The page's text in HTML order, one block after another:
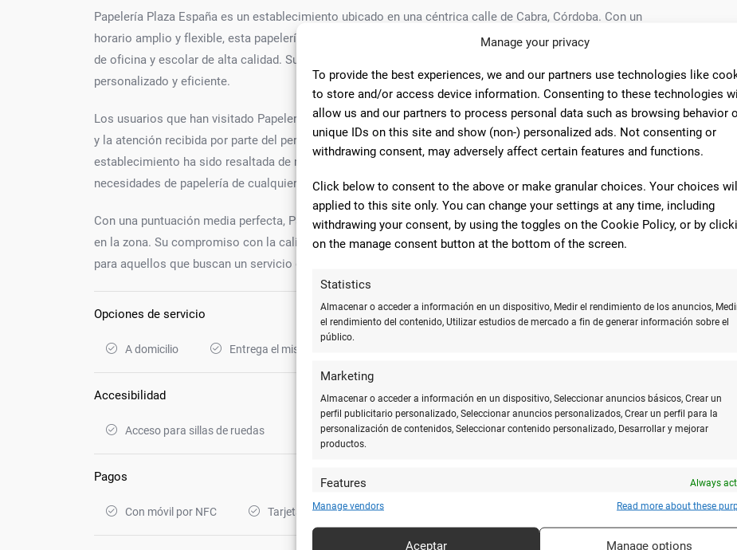
Manage your privacy
To provide the best experiences, we and our partners use technologies like
to store and/or access device information. Consenting to these technologies will
allow us and our partners to process personal data such as browsing behavior
unique IDs on this site and show (non-) personalized ads. Not consenting or
withdrawing consent, may adversely affect certain features and functions.
Click below to consent to the above or make granular choices. Your choices
applied to this site only. You can change your settings at any time, including
withdrawing your consent, by using the toggles on the Cookie Policy, or by
on the manage consent button at the bottom of the screen.
Statistics
Almacenar o acceder a información en un dispositivo, Medir el rendimiento de los anuncios,
el rendimiento del contenido, Utilizar estudios de mercado a fin de generar información sobre el
público.
Marketing
Almacenar o acceder a información en un dispositivo, Seleccionar anuncios básicos, Crear un
perfil publicitario personalizado, Seleccionar anuncios personalizados, Crear un perfil para la
personalización de contenidos, Seleccionar contenido personalizado, Desarrollar y mejorar
productos.
Features
Always
Cotejar y combinar fuentes de datos off line, Vincular diferentes dispositivos, Recibir
Manage vendors Read more about these
Aceptar Manage options
Papelería Plaza España es un establecimiento ubicado en una céntrica calle de Cabra, Córdoba. Con un
horario amplio y flexible, esta papelería ofrece a sus clientes la posibilidad de adquirir todo tipo de material
de oficina y escolar de alta calidad. Su atención al cliente es destacada, brindando un servicio
personalizado y eficiente.
Los usuarios que han visitado Papelería Plaza España han destacado la excelente calidad de sus productos
y la atención recibida por parte del personal. Además, la variedad de artículos disponibles en el
establecimiento ha sido resaltada de manera positiva. Sin duda, un lugar ideal para satisfacer las
necesidades de papelería de cualquier cliente exigente.
Con una puntuación media perfecta, Papelería Plaza España se consolida como una opción de referencia
en la zona. Su compromiso con la calidad y la satisfacción del cliente la convierten en una elección segura
para aquellos que buscan un servicio de papelería de confianza en Cabra y sus alrededores.
Opciones de servicio
A domicilio Entrega el mismo día
Accesibilidad
Acceso para sillas de ruedas
Pagos
Con móvil por NFC Tarjetas de crédito Tarjetas de crédito